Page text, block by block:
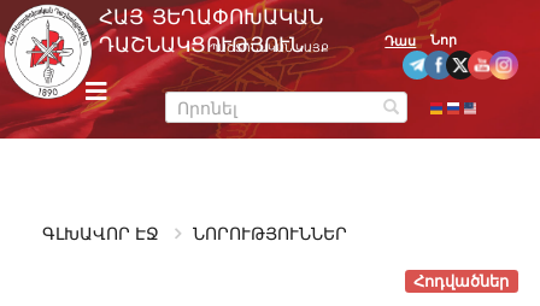
Skip
to
content
m
e
n
u
ՀԱՅ ՅԵՂԱՓՈԽԱԿԱՆ
ԴԱՇՆԱԿՑՈՒԹՅՈՒՆ
ՊԱՇՏՈՆԱԿԱՆ ԿԱՅՔ
Դաս Նոր
ԳԼԽԱՎՈՐ ԷՋ ՆՈՐՈՒԹՅՈՒՆՆԵՐ
Հոդվածներ